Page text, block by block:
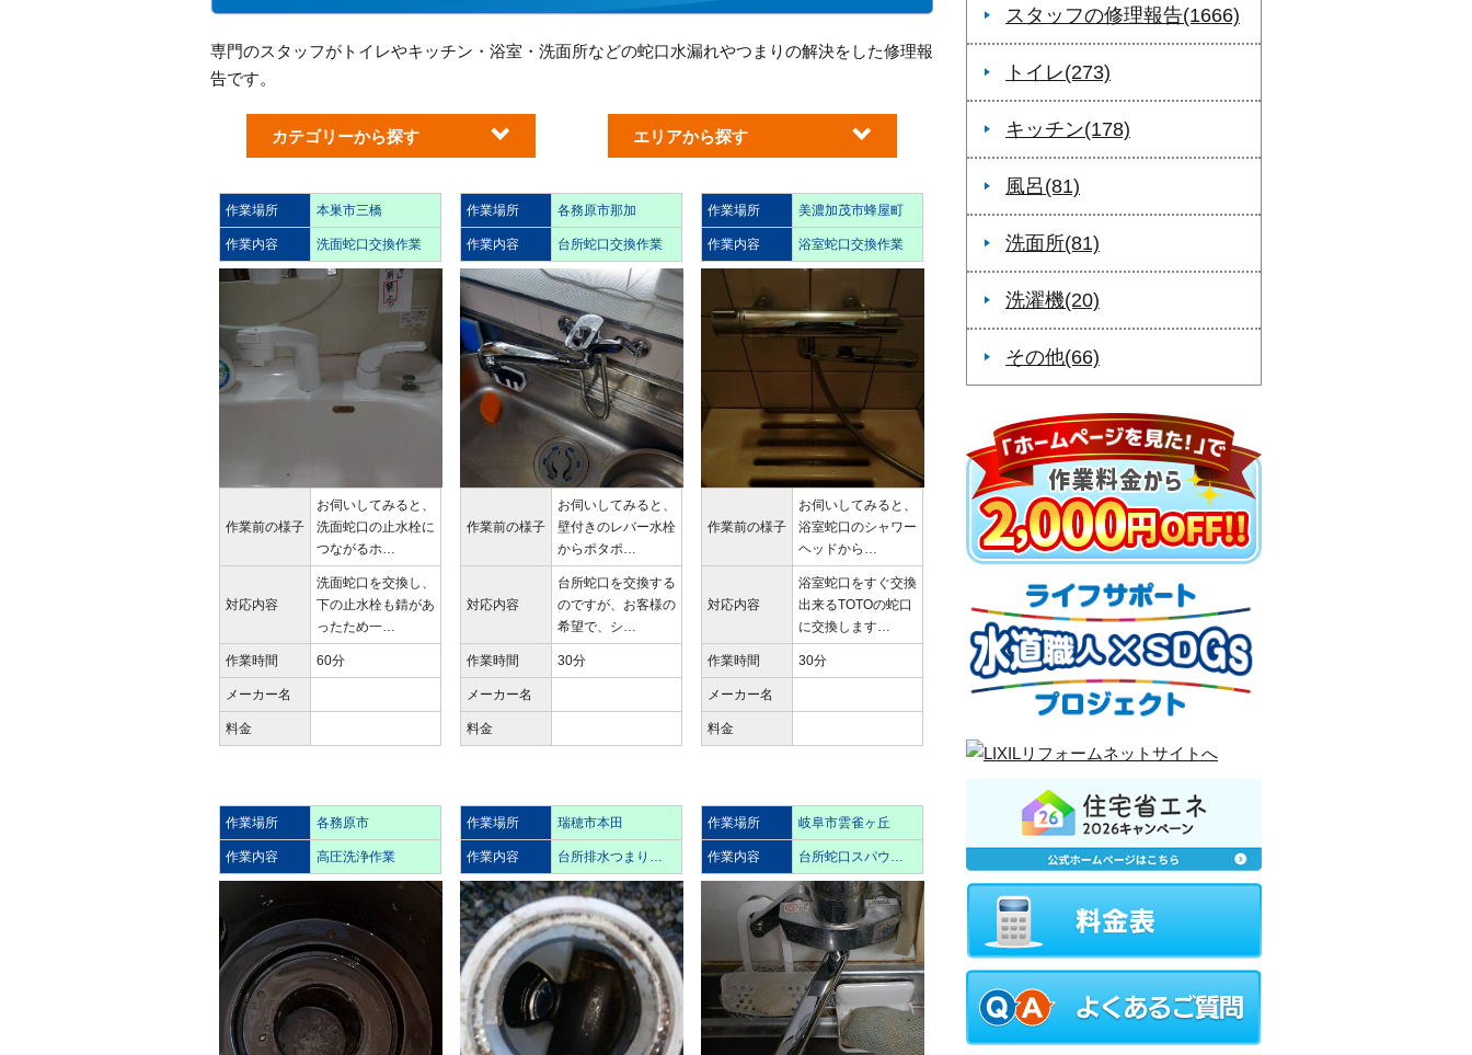
専門のスタッフがトイレやキッチン・浴室・洗面所などの蛇口水漏れやつまりの解決をした修理報
告です。
カテゴリーから探す エリアから探す
作業場所 本巣市三橋
作業内容 洗面蛇口交換作業
作業前の様子
お伺いしてみると、
洗面蛇口の止水栓に
つながるホ…
対応内容
洗面蛇口を交換し、
下の止水栓も錆があ
ったため一…
作業時間 60分
メーカー名
料金
作業場所 各務原市那加
作業内容 台所蛇口交換作業
作業前の様子
お伺いしてみると、
壁付きのレバー水栓
からポタポ…
対応内容
台所蛇口を交換する
のですが、お客様の
希望で、シ…
作業時間 30分
メーカー名
料金
作業場所 美濃加茂市蜂屋町
作業内容 浴室蛇口交換作業
作業前の様子
お伺いしてみると、
浴室蛇口のシャワー
ヘッドから…
対応内容
浴室蛇口をすぐ交換
出来るTOTOの蛇口
に交換します…
作業時間 30分
メーカー名
料金
作業場所 各務原市
作業内容 高圧洗浄作業
作業場所 瑞穂市本田
作業内容 台所排水つまり…
作業場所 岐阜市雲雀ヶ丘
作業内容 台所蛇口スパウ…
スタッフの修理報告(1666)
トイレ(273)
キッチン(178)
風呂(81)
洗面所(81)
洗濯機(20)
その他(66)